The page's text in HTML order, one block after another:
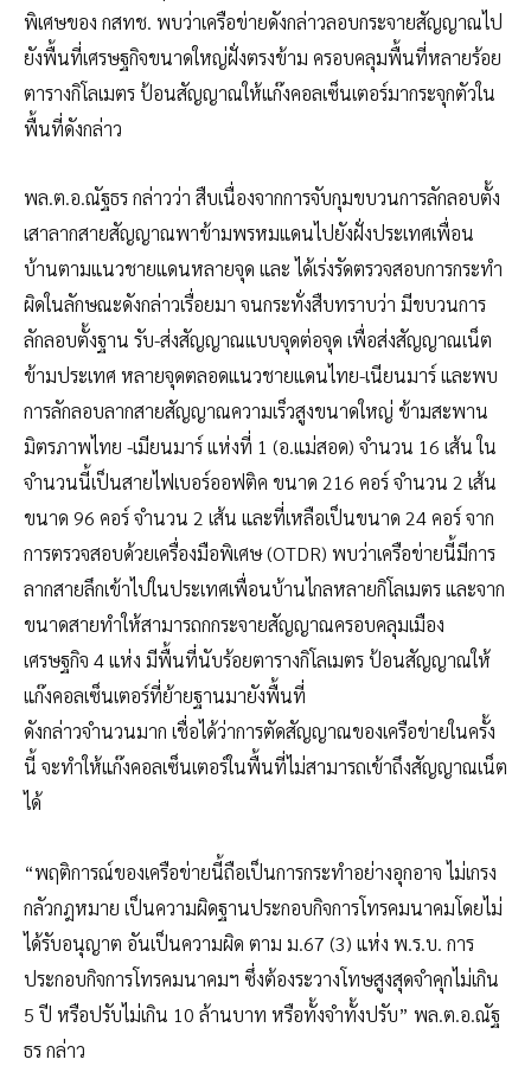
พิเศษของ กสทช. พบว่าเครือข่ายดังกล่าวลอบกระจายสัญญาณไป
ยังพื้นที่เศรษฐกิจขนาดใหญ่ฝั่งตรงข้าม ครอบคลุมพื้นที่หลายร้อย
ตารางกิโลเมตร ป้อนสัญญาณให้แก๊งคอลเซ็นเตอร์มากระจุกตัวใน
พื้นที่ดังกล่าว
พล.ต.อ.ณัฐธร กล่าวว่า สืบเนื่องจากการจับกุมขบวนการลักลอบตั้ง
เสาลากสายสัญญาณพาข้ามพรหมแดนไปยังฝั่งประเทศเพื่อน
บ้านตามแนวชายแดนหลายจุด และ ได้เร่งรัดตรวจสอบการกระทำ
ผิดในลักษณะดังกล่าวเรื่อยมา จนกระทั่งสืบทราบว่า มีขบวนการ
ลักลอบตั้งฐาน รับ-ส่งสัญญาณแบบจุดต่อจุด เพื่อส่งสัญญาณเน็ต
ข้ามประเทศ หลายจุดตลอดแนวชายแดนไทย-เนียนมาร์ และพบ
การลักลอบลากสายสัญญาณความเร็วสูงขนาดใหญ่ ข้ามสะพาน
มิตรภาพไทย -เมียนมาร์ แห่งที่ 1 (อ.แม่สอด) จำนวน 16 เส้น ใน
จำนวนนี้เป็นสายไฟเบอร์ออฟติค ขนาด 216 คอร์ จำนวน 2 เส้น
ขนาด 96 คอร์ จำนวน 2 เส้น และที่เหลือเป็นขนาด 24 คอร์ จาก
การตรวจสอบด้วยเครื่องมือพิเศษ (OTDR) พบว่าเครือข่ายนี้มีการ
ลากสายลึกเข้าไปในประเทศเพื่อนบ้านไกลหลายกิโลเมตร และจาก
ขนาดสายทำให้สามารถกกระจายสัญญาณครอบคลุมเมือง
เศรษฐกิจ 4 แห่ง มีพื้นที่นับร้อยตารางกิโลเมตร ป้อนสัญญาณให้
แก๊งคอลเซ็นเตอร์ที่ย้ายฐานมายังพื้นที่
ดังกล่าวจำนวนมาก เชื่อได้ว่าการตัดสัญญาณของเครือข่ายในครั้ง
นี้ จะทำให้แก๊งคอลเซ็นเตอร์ในพื้นที่ไม่สามารถเข้าถึงสัญญาณเน็ต
ได้
“พฤติการณ์ของเครือข่ายนี้ถือเป็นการกระทำอย่างอุกอาจ ไม่เกรง
กลัวกฎหมาย เป็นความผิดฐานประกอบกิจการโทรคมนาคมโดยไม่
ได้รับอนุญาต อันเป็นความผิด ตาม ม.67 (3) แห่ง พ.ร.บ. การ
ประกอบกิจการโทรคมนาคมฯ ซึ่งต้องระวางโทษสูงสุดจำคุกไม่เกิน
5 ปี หรือปรับไม่เกิน 10 ล้านบาท หรือทั้งจำทั้งปรับ” พล.ต.อ.ณัฐ
ธร กล่าว